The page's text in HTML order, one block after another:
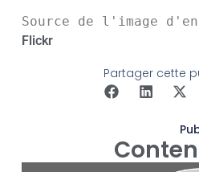
Source de l'image
Flickr
Partager cette